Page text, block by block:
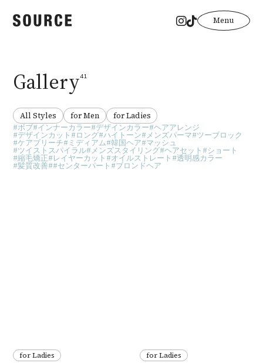
Menu
Gallery41
All Styles for Men
for Ladies
ボブ インナーカラー デザインカラー ヘアアレンジ
デザインカット ロング ハイトーン メンズパーマ ツーブロック
ケアブリーチ ミディアム 韓国ヘア マッシュ
ツイストスパイラル メンズスタイリング ヘアセット ショート
縮毛矯正 レイヤーカット オイルストレート 透明感カラー
髪質改善 #センターパート ブロンドヘア
for Ladies for Ladies